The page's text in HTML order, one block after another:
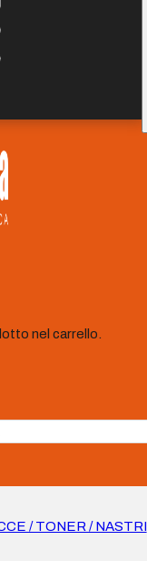
nel carrello.
/ TONER / NASTRI